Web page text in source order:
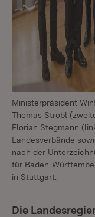
Ministerpräsident
Thomas Strobl
Florian Stegmann
Landesverbände
nach der
für Baden-
in Stuttgart.
Die